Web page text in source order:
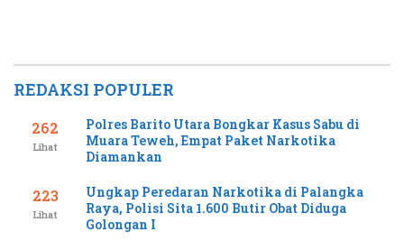
REDAKSI POPULER
262
Lihat
Polres Barito Utara Bongkar Kasus Sabu di
Muara Teweh, Empat Paket Narkotika
Diamankan
223
Lihat
Ungkap Peredaran Narkotika di Palangka
Raya, Polisi Sita 1.600 Butir Obat Diduga
Golongan I